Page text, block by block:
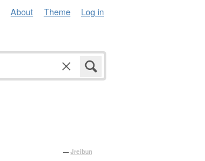
About Theme Log in
— Jreibun